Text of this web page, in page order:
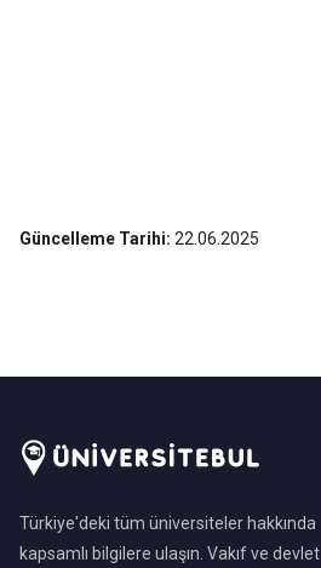
Güncelleme Tarihi: 22.06.2025
Türkiye'deki tüm üniversiteler hakkında
kapsamlı bilgilere ulaşın. Vakıf ve devlet